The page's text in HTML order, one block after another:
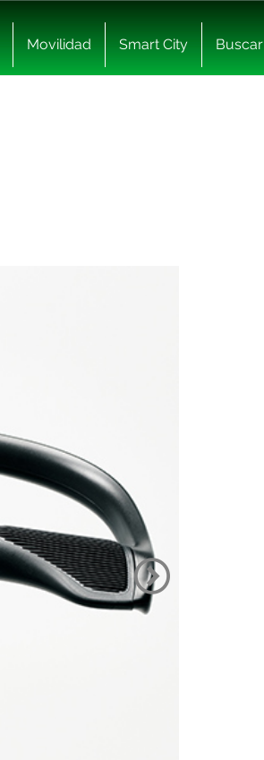
Movilidad Smart City Buscar